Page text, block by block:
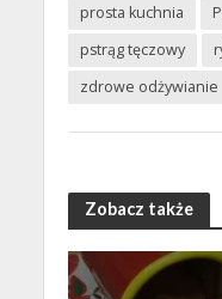
prosta kuchnia
pstrąg tęczowy
zdrowe odżywianie
Zobacz także